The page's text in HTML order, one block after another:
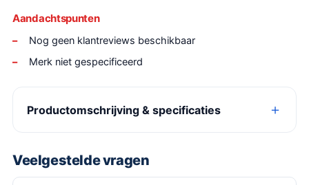
Aandachtspunten
Nog geen klantreviews beschikbaar
Merk niet gespecificeerd
Productomschrijving & specificaties
Veelgestelde vragen